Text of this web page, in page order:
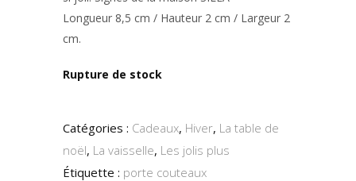
Longueur 8,5 cm / Hauteur 2 cm / Largeur 2
cm.
Rupture de stock
Catégories : Cadeaux, Hiver, La table de
noël, La vaisselle, Les jolis plus
Étiquette : porte couteaux